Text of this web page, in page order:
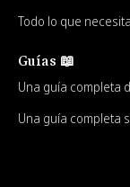
Todo lo que
Guías 📖
Una guía completa
Una guía completa